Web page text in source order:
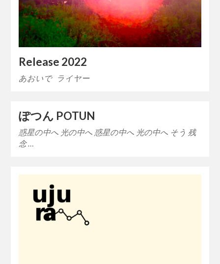
Release 2022
あおいで ライヤー
ぽつん POTUN
惑星の中へ 光の中へ 惑星の中へ 光の中へ そう 残
念 …